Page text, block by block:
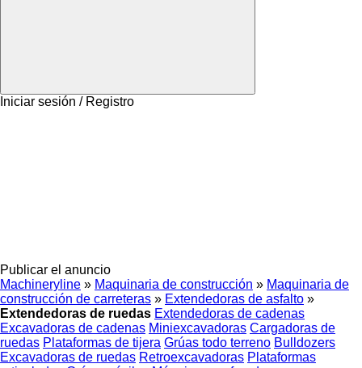
Iniciar sesión / Registro
Publicar el anuncio
Machineryline » Maquinaria de construcción » Maquinaria de
construcción de carreteras » Extendedoras de asfalto »
Extendedoras de ruedas Extendedoras de cadenas
Excavadoras de cadenas Miniexcavadoras Cargadoras de
ruedas Plataformas de tijera Grúas todo terreno Bulldozers
Excavadoras de ruedas Retroexcavadoras Plataformas